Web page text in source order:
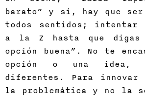
barato” y sí, hay que
todos sentidos; intentar
a la Z hasta que
opción buena”. No te
opción o una idea,
diferentes. Para innovar
la problemática y no la